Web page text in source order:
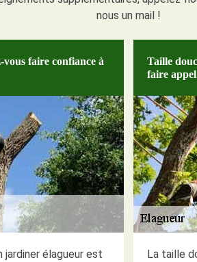
nous un mail !
vous faire confiance à
jardiner élagueur est
Taille
faire
La taille